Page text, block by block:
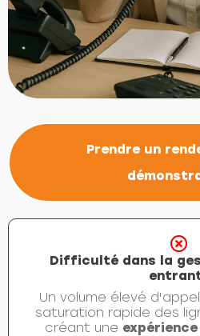
Prendre un
Difficulté dans la
Un volume élevé
saturation rapide des
créant une